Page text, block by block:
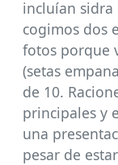
incluían
cogimos dos
fotos porque
(setas
de 10.
principales y
una
pesar de